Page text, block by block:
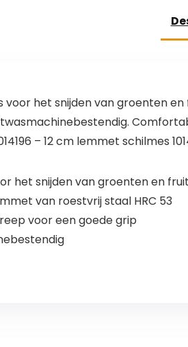
voor het snijden van groenten
– 12 cm lemmet schilmes
het snijden van groenten en
van roestvrij staal HRC 53
voor een goede grip